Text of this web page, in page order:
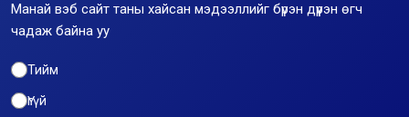
Манай вэб сайт таны хайсан мэдээллийг бүрэн дүүрэн өгч
чадаж байна уу
Тийм
Үгүй